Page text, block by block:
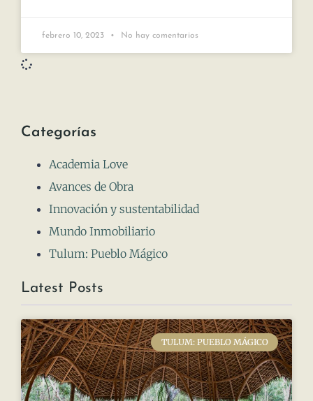
febrero 10, 2023 No hay comentarios
Categorías
Academia Love
Avances de Obra
Innovación y sustentabilidad
Mundo Inmobiliario
Tulum: Pueblo Mágico
Latest Posts
TULUM: PUEBLO MÁGICO